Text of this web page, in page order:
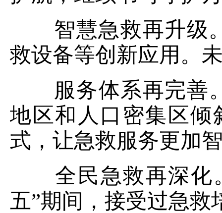
智慧急救再升级。
救设备等创新应用。
服务体系再完善。
地区和人口密集区倾
式，让急救服务更加
全民急救再深化。
五”期间，接受过急救